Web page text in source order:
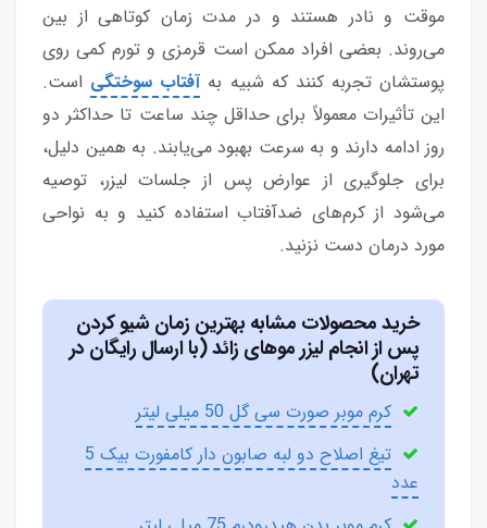
موقت و نادر هستند و در مدت زمان کوتاهی از بین
می‌روند. بعضی افراد ممکن است قرمزی و تورم کمی روی
پوستشان تجربه کنند که شبیه بهآفتاب سوختگی است.
این تأثیرات معمولاً برای حداقل چند ساعت تا حداکثر دو
روز ادامه دارند و به سرعت بهبود می‌یابند. به همین دلیل،
برای جلوگیری از عوارض پس از جلسات لیزر، توصیه
می‌شود از کرم‌های ضدآفتاب استفاده کنید و به نواحی
مورد درمان دست نزنید.
خرید محصولات مشابه بهترین زمان شیو کردن
پس از انجام لیزر موهای زائد (با ارسال رایگان در
تهران)
کرم موبر صورت سی گل 50 میلی لیتر
تیغ اصلاح دو لبه صابون دار کامفورت بیک 5
عدد